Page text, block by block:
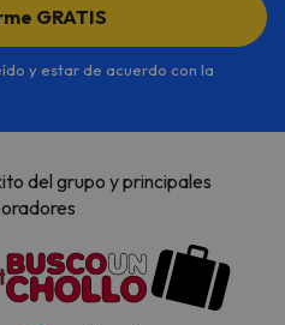
GRATIS
y estar de acuerdo con la
del grupo y principales